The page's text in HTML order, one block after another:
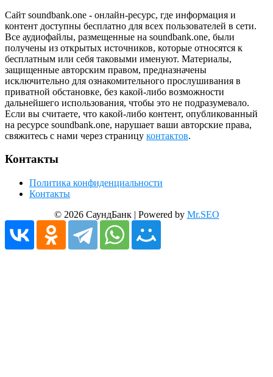
Сайт soundbank.one - онлайн-ресурс, где информация и
контент доступны бесплатно для всех пользователей в сети.
Все аудиофайлы, размещенные на soundbank.one, были
получены из открытых источников, которые относятся к
бесплатным или себя таковыми именуют. Материалы,
защищенные авторским правом, предназначены
исключительно для ознакомительного прослушивания в
приватной обстановке, без какой-либо возможности
дальнейшего использования, чтобы это не подразумевало.
Если вы считаете, что какой-либо контент, опубликованный
на ресурсе soundbank.one, нарушает ваши авторские права,
свяжитесь с нами через страницу контактов.
Контакты
Политика конфиденциальности
Контакты
© 2026 СаундБанк | Powered by Mr.SEO